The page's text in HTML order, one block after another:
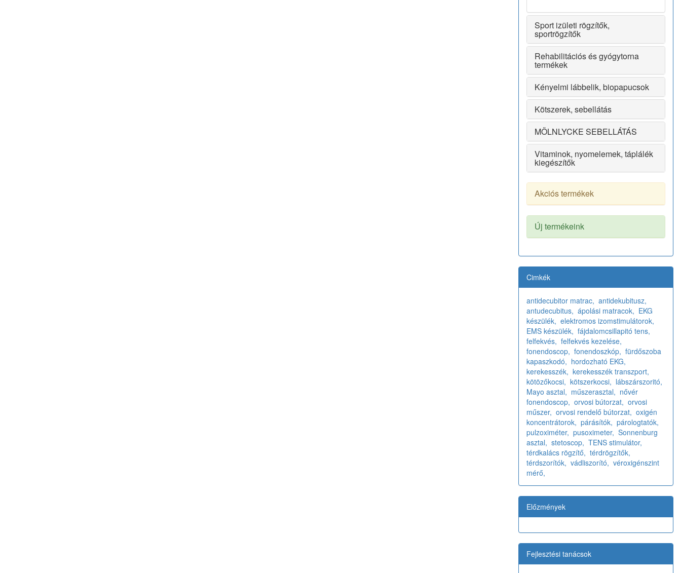
Sport izületi rögzítők,
sportrögzítők
Rehabilitációs és gyógytorna
termékek
Kényelmi lábbelik, biopapucsok
Kötszerek, sebellátás
MÖLNLYCKE SEBELLÁTÁS
Vitaminok, nyomelemek, táplálék
kiegészítők
Akciós termékek
Új termékeink
Cimkék
antidecubitor matrac, antidekubitusz,
antudecubitus, ápolási matracok, EKG
készülék, elektromos izomstimulátorok,
EMS készülék, fájdalomcsillapitó tens,
felfekvés, felfekvés kezelése,
fonendoscop, fonendoszkóp, fürdőszoba
kapaszkodó, hordozható EKG,
kerekesszék, kerekesszék transzport,
kötözőkocsi, kötszerkocsi, lábszárszoritó,
Mayo asztal, műszerasztal, nővér
fonendoscop, orvosi bútorzat, orvosi
műszer, orvosi rendelő bútorzat, oxigén
koncentrátorok, párásítók, párologtatók,
pulzoximéter, pusoximeter, Sonnenburg
asztal, stetoscop, TENS stimulátor,
térdkalács rögzítő, térdrögzítők,
térdszorítók, vádliszorító, véroxigénszint
mérő,
Előzmények
Fejlesztési tanácsok